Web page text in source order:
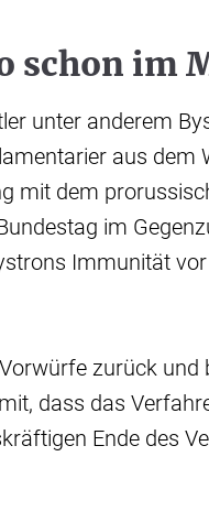
schon im
unter anderem
aus dem
mit dem
im
Immunität
zurück und
dass das
Ende des